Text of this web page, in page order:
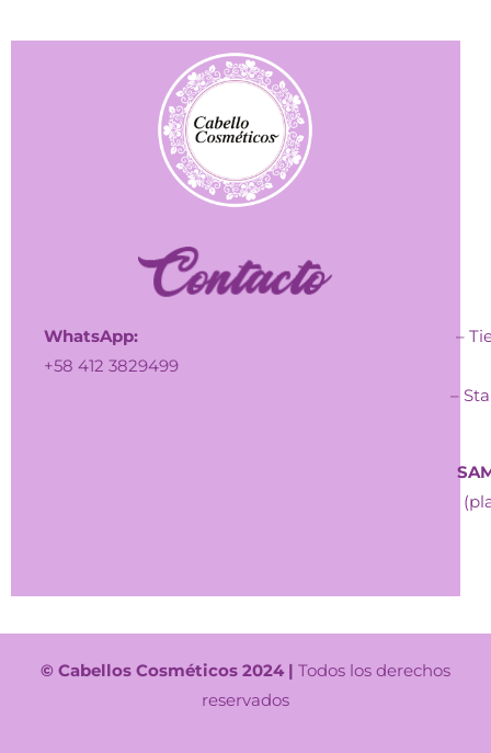
WhatsApp:
+58 412 3829499
–
–
© Cabellos Cosméticos 2024 | Todos los derechos
reservados